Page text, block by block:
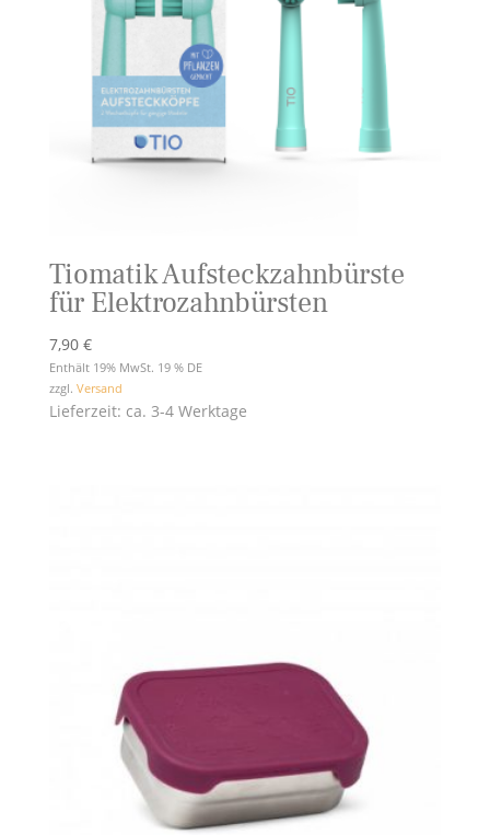
Tiomatik Aufsteckzahnbürste
für Elektrozahnbürsten
7,90 €
Enthält 19% MwSt. 19 % DE
zzgl. Versand
Lieferzeit: ca. 3-4 Werktage